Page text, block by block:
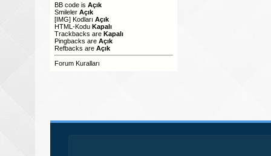
BB code is Açık
Smileler Açık
[IMG] Kodları Açık
HTML-Kodu Kapalı
Trackbacks are Kapalı
Pingbacks are Açık
Refbacks are Açık
Forum Kuralları